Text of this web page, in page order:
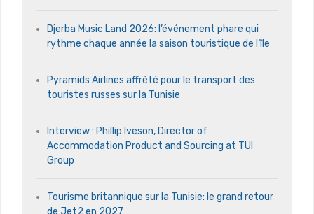
Djerba Music Land 2026: l’événement phare qui
rythme chaque année la saison touristique de l’île
Pyramids Airlines affrété pour le transport des
touristes russes sur la Tunisie
Interview : Phillip Iveson, Director of
Accommodation Product and Sourcing at TUI
Group
Tourisme britannique sur la Tunisie: le grand retour